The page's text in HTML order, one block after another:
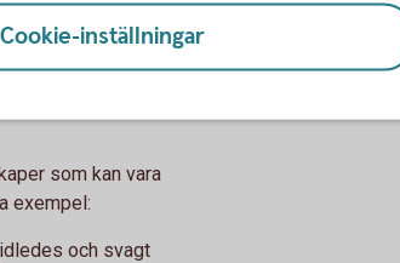
Swedbanks krav på en
som kan vara
exempel:
och svagt
Cookie-inställningar